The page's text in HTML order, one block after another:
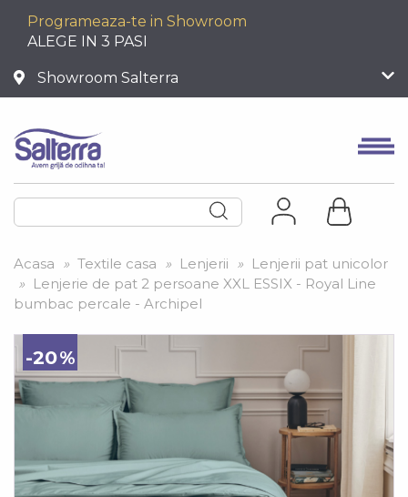
Programeaza-te in Showroom
ALEGE IN 3 PASI
Showroom Salterra
Acasa » Textile casa » Lenjerii » Lenjerii pat unicolor
» Lenjerie de pat 2 persoane XXL ESSIX - Royal Line
bumbac percale - Archipel
-20